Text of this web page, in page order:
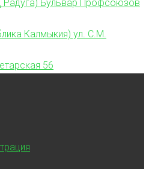
Бульвар Профсоюзов
Калмыкия) ул. С.М.
56